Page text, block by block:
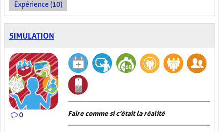
Expérience (10)
SIMULATION
0 Faire comme si c'était la réalité